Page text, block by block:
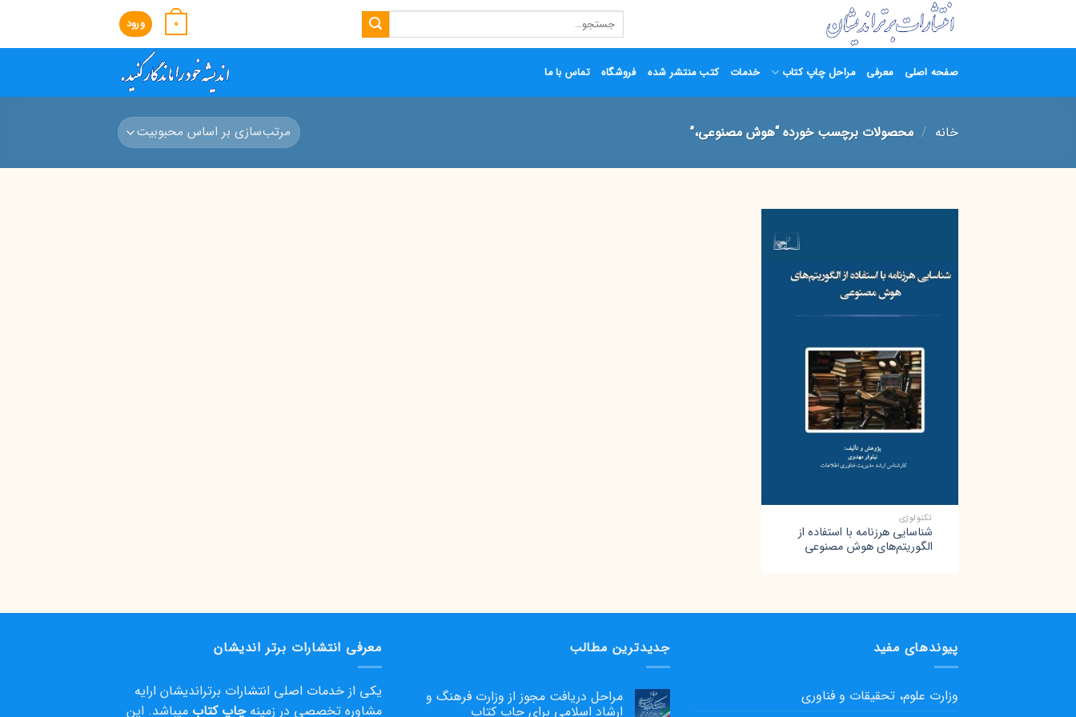
content
برای:
0 ورود
صفحه اصلی معرفی مراحل چاپ کتاب خدمات کتب منتشر شده فروشگاه تماس با ما
خانه / محصولات برچسب خورده “هوش مصنوعی،”
تکنولوژی
شناسایی هرزنامه با استفاده از
الگوریتم‌های هوش مصنوعی
پیوندهای مفید
وزارت علوم، تحقیقات و فناوری
جدیدترین مطالب
مراحل دریافت مجوز از وزارت فرهنگ و
ارشاد اسلامی برای چاپ کتاب
معرفی انتشارات برتر اندیشان
یکی از خدمات اصلی انتشارات برتراندیشان ارایه
مشاوره تخصصی در زمینهچاپ کتاب میباشد. این